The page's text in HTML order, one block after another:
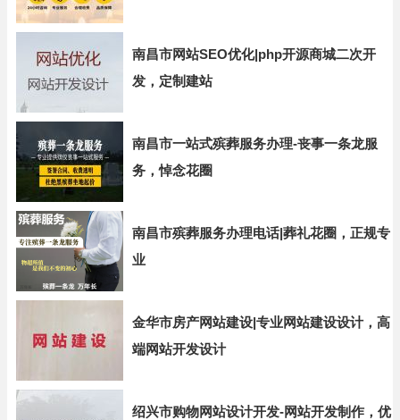
南昌市网站SEO优化|php开源商城二次开
发，定制建站
南昌市一站式殡葬服务办理-丧事一条龙服
务，悼念花圈
南昌市殡葬服务办理电话|葬礼花圈，正规专
业
金华市房产网站建设|专业网站建设设计，高
端网站开发设计
绍兴市购物网站设计开发-网站开发制作，优